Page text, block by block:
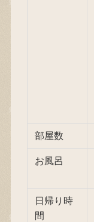
部屋数
お風呂
日帰り時
間